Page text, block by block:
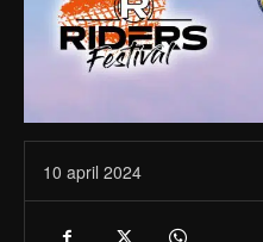
10 april 2024